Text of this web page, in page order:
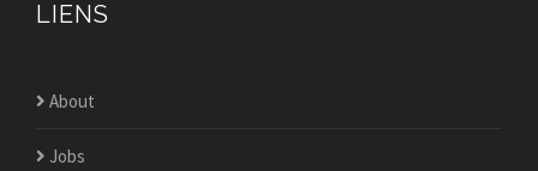
LIENS
About
Jobs